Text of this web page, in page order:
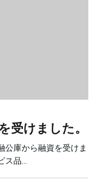
受けました。
公庫から融資を受けま
ス品…